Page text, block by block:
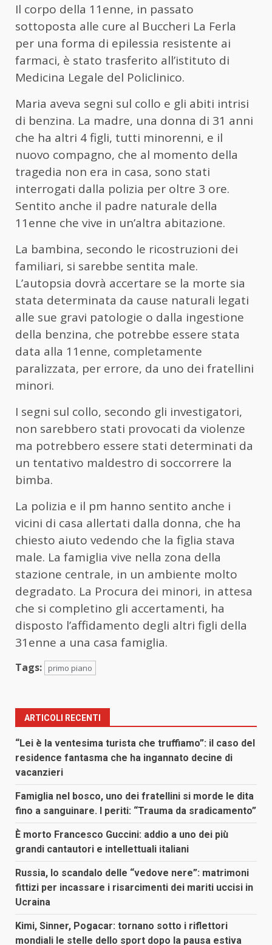
Il corpo della 11enne, in passato
sottoposta alle cure al Buccheri La Ferla
per una forma di epilessia resistente ai
farmaci, è stato trasferito all’istituto di
Medicina Legale del Policlinico.
Maria aveva segni sul collo e gli abiti intrisi
di benzina. La madre, una donna di 31 anni
che ha altri 4 figli, tutti minorenni, e il
nuovo compagno, che al momento della
tragedia non era in casa, sono stati
interrogati dalla polizia per oltre 3 ore.
Sentito anche il padre naturale della
11enne che vive in un’altra abitazione.
La bambina, secondo le ricostruzioni dei
familiari, si sarebbe sentita male.
L’autopsia dovrà accertare se la morte sia
stata determinata da cause naturali legati
alle sue gravi patologie o dalla ingestione
della benzina, che potrebbe essere stata
data alla 11enne, completamente
paralizzata, per errore, da uno dei fratellini
minori.
I segni sul collo, secondo gli investigatori,
non sarebbero stati provocati da violenze
ma potrebbero essere stati determinati da
un tentativo maldestro di soccorrere la
bimba.
La polizia e il pm hanno sentito anche i
vicini di casa allertati dalla donna, che ha
chiesto aiuto vedendo che la figlia stava
male. La famiglia vive nella zona della
stazione centrale, in un ambiente molto
degradato. La Procura dei minori, in attesa
che si completino gli accertamenti, ha
disposto l’affidamento degli altri figli della
31enne a una casa famiglia.
Tags: primo piano
ARTICOLI RECENTI
“Lei è la ventesima turista che truffiamo”: il caso del
residence fantasma che ha ingannato decine di
vacanzieri
Famiglia nel bosco, uno dei fratellini si morde le dita
fino a sanguinare. I periti: “Trauma da sradicamento”
È morto Francesco Guccini: addio a uno dei più
grandi cantautori e intellettuali italiani
Russia, lo scandalo delle “vedove nere”: matrimoni
fittizi per incassare i risarcimenti dei mariti uccisi in
Ucraina
Kimi, Sinner, Pogacar: tornano sotto i riflettori
mondiali le stelle dello sport dopo la pausa estiva